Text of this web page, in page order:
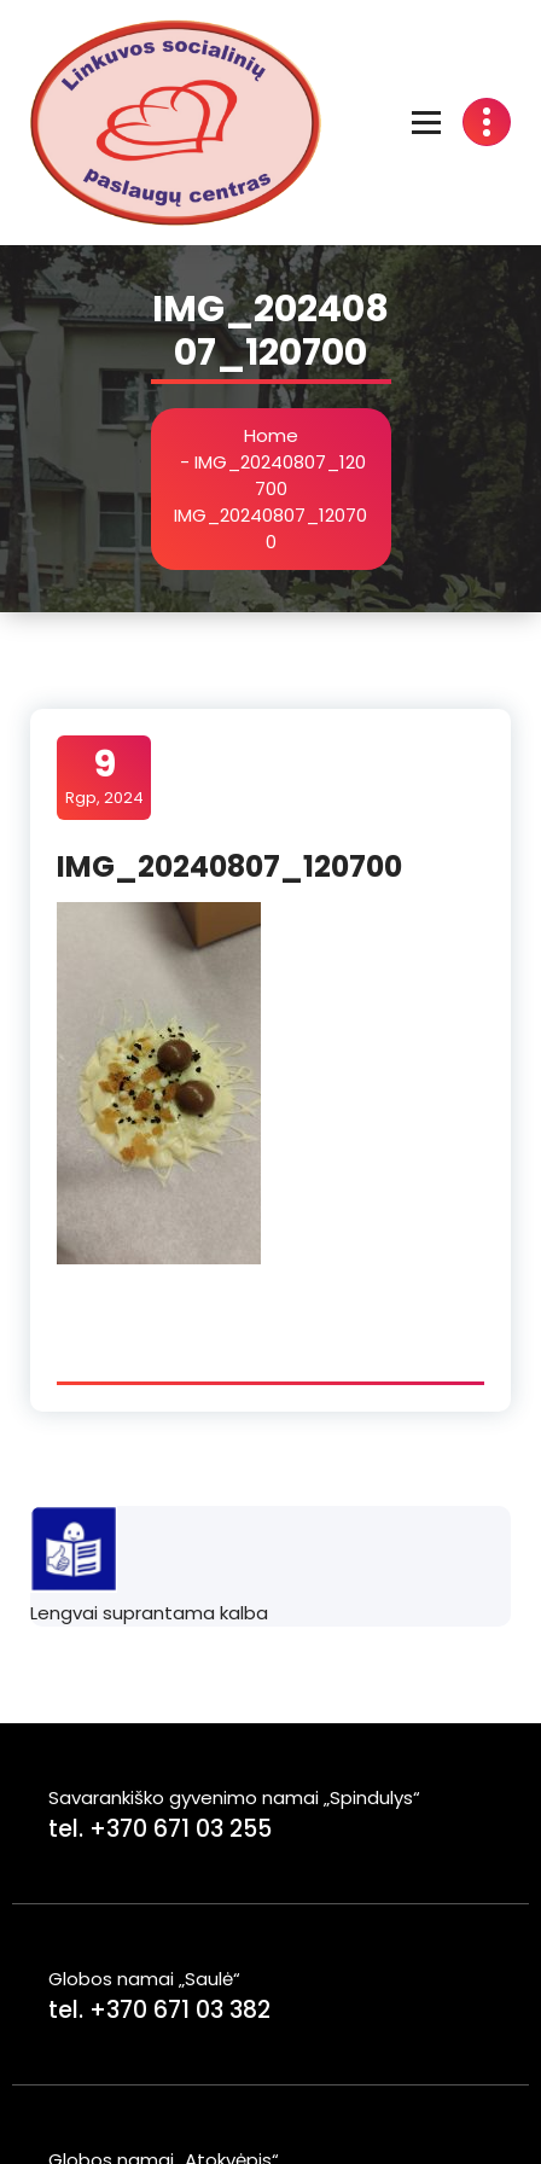
IMG_202408
07_120700
Home
- IMG_20240807_120
700
IMG_20240807_12070
0
9
Rgp, 2024
IMG_20240807_120700
Lengvai suprantama kalba
Savarankiško gyvenimo namai „Spindulys“
tel. +370 671 03 255
Globos namai „Saulė“
tel. +370 671 03 382